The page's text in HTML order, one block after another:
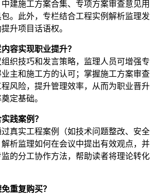
建施工方案合集、专项方案审查意见用
。此外，专栏结合工程实例解析监理发
升项目话语权。
容实现职业提升？
织技巧和发言策略，监理人员可增强专
主和施工方的认可；掌握施工方案审查
风险，提升管理效率，从而为职业晋升
定基础。
践案例？
真实工程案例（如技术问题整改、安全
析监理如何在会议中提出有效观点，并
的分工协作方法，帮助读者将理论转化
重复购买？